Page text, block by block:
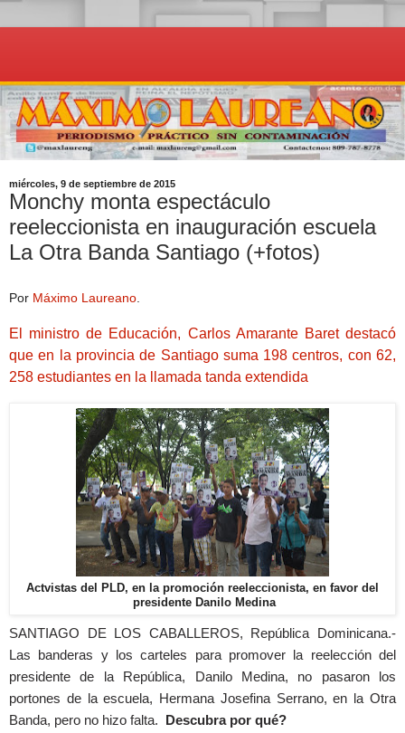
miércoles, 9 de septiembre de 2015
Monchy monta espectáculo
reeleccionista en inauguración escuela
La Otra Banda Santiago (+fotos)
Por Máximo Laureano
El ministro de Educación, Carlos Amarante Baret destacó
que en la provincia de Santiago suma 198 centros, con 62,
258 estudiantes en la llamada tanda extendida
Actvistas del PLD, en la promoción reeleccionista, en favor del
presidente Danilo Medina
SANTIAGO DE LOS CABALLEROS, República Dominicana.-
Las banderas y los carteles para promover la reelección del
presidente de la República, Danilo Medina, no pasaron los
portones de la escuela, Hermana Josefina Serrano, en la Otra
Banda, pero no hizo falta. Descubra por qué?